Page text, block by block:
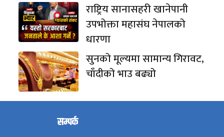
राष्ट्रिय सानासहरी खानेपानी
उपभोक्ता महासंघ नेपालको
धारणा
सुनको मूल्यमा सामान्य गिरावट,
चाँदीको भाउ बढ्यो
सम्पर्क